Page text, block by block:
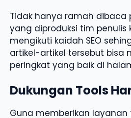
Tidak hanya ramah dibaca
yang diproduksi tim penulis
mengikuti kaidah SEO
artikel-artikel tersebut bisa
peringkat yang baik di
Dukungan Tools
Guna memberikan layanan